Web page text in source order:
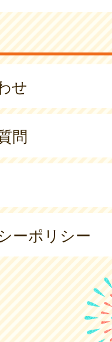
せ
問
ーポリシー